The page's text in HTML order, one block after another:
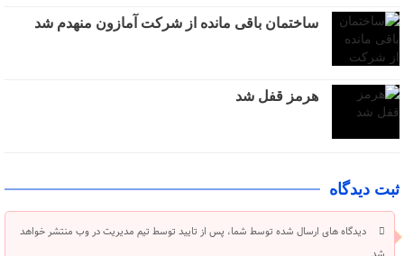
ساختمان باقی مانده از شرکت آمازون منهدم شد
هرمز قفل شد
ثبت دیدگاه
دیدگاه های ارسال شده توسط شما، پس از تایید توسط تیم مدیریت در وب منتشر خواهد